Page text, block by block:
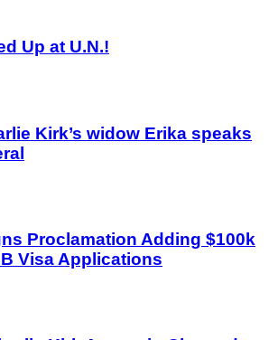
Up at U.N.!
Kirk’s widow Erika speaks
Proclamation Adding $100k
Visa Applications